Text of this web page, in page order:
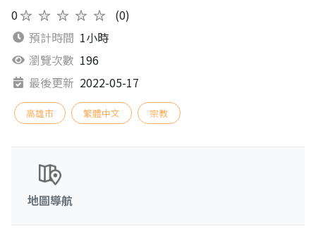
0★★★★★
(0)
預計時間 1小時
瀏覽次數 196
最後更新 2022-05-17
高雄市 繁體中文 宗教
地圖導航